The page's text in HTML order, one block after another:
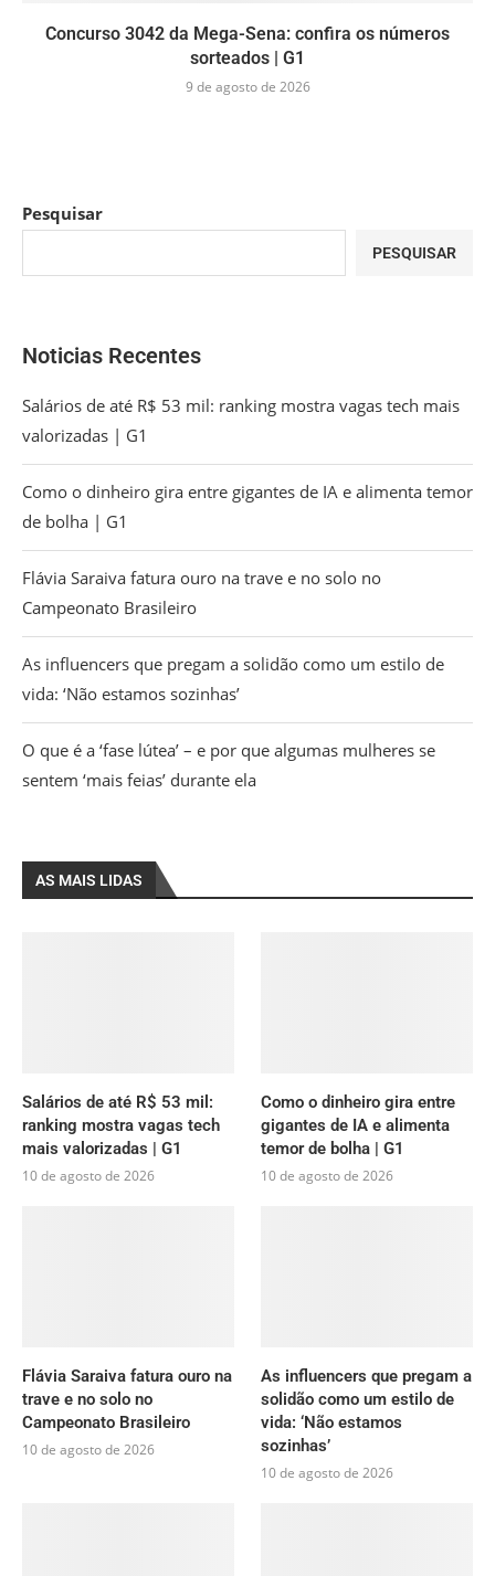
Concurso 3042 da Mega-Sena: confira os números
sorteados | G1
9 de agosto de 2026
Pesquisar
PESQUISAR
Noticias Recentes
Salários de até R$ 53 mil: ranking mostra vagas tech mais
valorizadas | G1
Como o dinheiro gira entre gigantes de IA e alimenta temor
de bolha | G1
Flávia Saraiva fatura ouro na trave e no solo no
Campeonato Brasileiro
As influencers que pregam a solidão como um estilo de
vida: ‘Não estamos sozinhas’
O que é a ‘fase lútea’ – e por que algumas mulheres se
sentem ‘mais feias’ durante ela
AS MAIS LIDAS
Salários de até R$ 53 mil:
ranking mostra vagas tech
mais valorizadas | G1
10 de agosto de 2026
Como o dinheiro gira entre
gigantes de IA e alimenta
temor de bolha | G1
10 de agosto de 2026
Flávia Saraiva fatura ouro na
trave e no solo no
Campeonato Brasileiro
10 de agosto de 2026
As influencers que pregam a
solidão como um estilo de
vida: ‘Não estamos
sozinhas’
10 de agosto de 2026